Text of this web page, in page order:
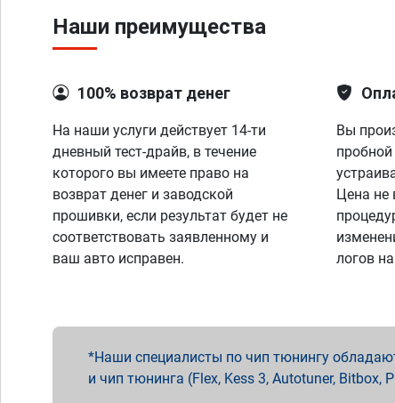
Наши преимущества
100% возврат денег
На наши услуги действует 14-ти
дневный тест-драйв, в течение
которого вы имеете право на
возврат денег и заводской
прошивки, если результат будет не
соответствовать заявленному и
ваш авто исправен.
Вы
пробной
Цена не
логов
Наши специалисты по чип тюнингу
и чип тюнинга (Flex, Kess 3, Autotuner, Bitbox,